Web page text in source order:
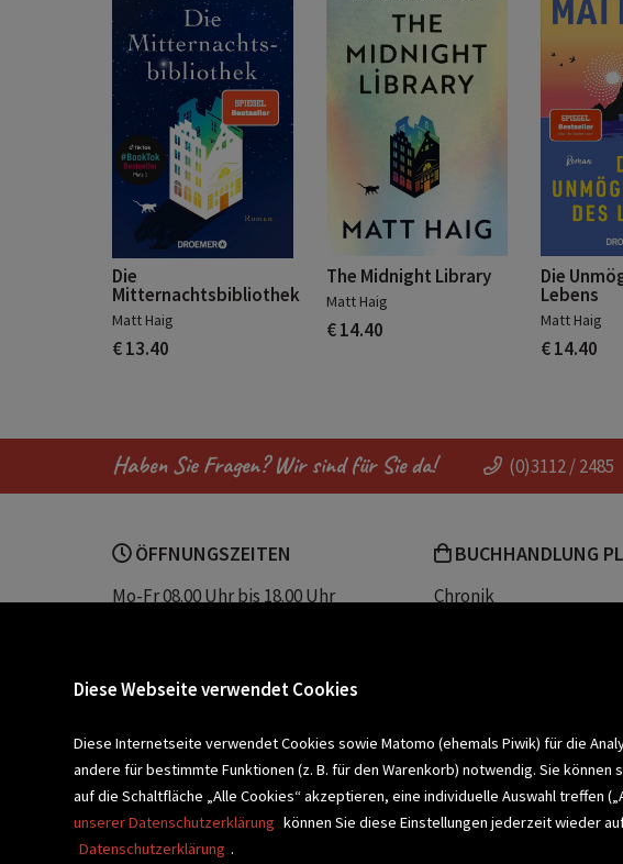
Die
Mitternachtsbibliothek
Matt Haig
€ 13.40
The Midnight Library
Matt Haig
€ 14.40
Die
Lebens
Matt Haig
€ 14.40
Haben Sie Fragen? Wir sind für Sie da! (0)3112 / 2485
ÖFFNUNGSZEITEN
Mo-Fr 08.00 Uhr bis 18.00 Uhr
Sparkassenplatz 2
BUCHHANDLUNG
Chronik
BLEIBEN WIR IN KONTAKT! Newsletter abonnieren >
Diese Webseite verwendet Cookies
Diese Internetseite verwendet Cookies sowie Matomo (ehemals Piwik) für die
andere für bestimmte Funktionen (z. B. für den Warenkorb) notwendig. Sie
auf die Schaltfläche „Alle Cookies“ akzeptieren, eine individuelle Auswahl treffen
unserer Datenschutzerklärung können Sie diese Einstellungen jederzeit wieder
Datenschutzerklärung .